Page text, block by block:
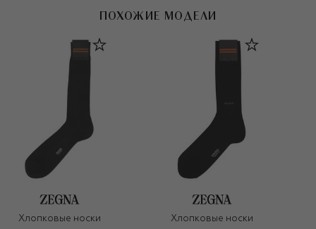
ПОХОЖИЕ МОДЕЛИ
Хлопковые носки
Хлопковые носки